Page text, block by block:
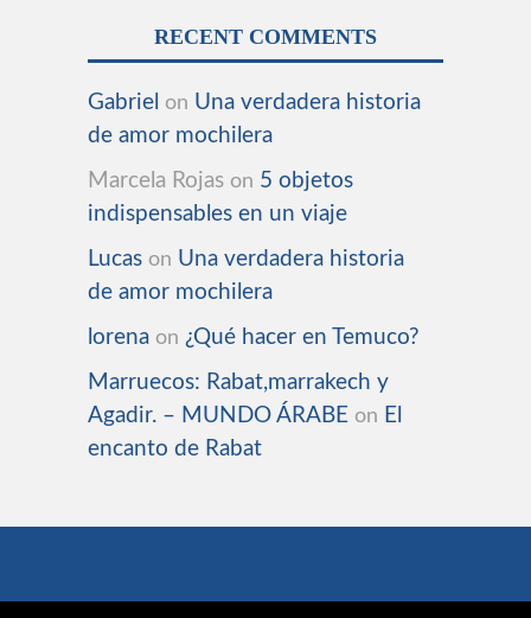
RECENT COMMENTS
Gabriel on Una verdadera historia
de amor mochilera
Marcela Rojas on 5 objetos
indispensables en un viaje
Lucas on Una verdadera historia
de amor mochilera
lorena on ¿Qué hacer en Temuco?
Marruecos: Rabat,marrakech y
Agadir. – MUNDO ÁRABE on El
encanto de Rabat